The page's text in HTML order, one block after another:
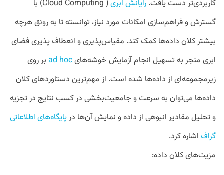
کاربردی‌تر دست یافت. رایانش ابری
( Cloud Computing) با
گسترش و فراهم‌سازی امکانات مورد نیاز، توانسته تا به رونق هر‌چه
بیشتر کلان داده‌ها کمک کند. مقیاس‌پذیری و انعطاف پذیری فضای
ابری منجر به تسهیل انجام آزمایش‌ خوشه‌های
بر روی
زیر‌مجموعه‌ای از داده‌ها‌ شده است. از مهم‌ترین دستاورد‌های کلان
داده‌ها می‌توان به سرعت و جامعیت‌بخشی در کسب نتایج در تجزیه
و تحلیل مقادیر انبوهی از داده و نمایش آن‌ها درپایگاه‌های اطلاعاتی
گراف اشاره کرد.
مزیت‌های کلان داده: